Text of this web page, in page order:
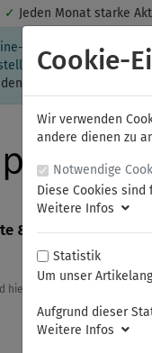
✓ Jeden Monat starke
Shop verwendet
auf Ihrem
klicken Sie bitte hier.
& Neuheiten
hier:
Cookie-
Wir verwenden
andere dienen zu
Notwendige
Diese Cookies
Weitere Infos
Statistik
Um unser
Aufgrund dieser
Weitere Infos